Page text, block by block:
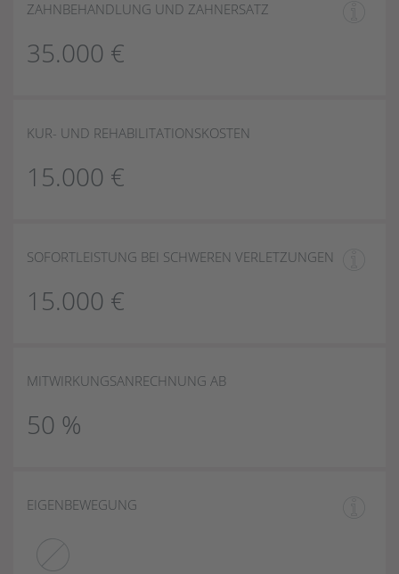
ZAHNBEHANDLUNG UND ZAHNERSATZ
35.000 €
KUR- UND REHABILITATIONSKOSTEN
15.000 €
SOFORTLEISTUNG BEI SCHWEREN VERLETZUNGEN
15.000 €
MITWIRKUNGSANRECHNUNG AB
50 %
EIGENBEWEGUNG